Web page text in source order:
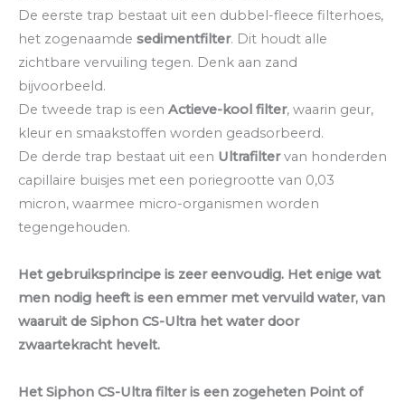
De eerste trap bestaat uit een dubbel-fleece filterhoes,
het zogenaamde sedimentfilter. Dit houdt alle
zichtbare vervuiling tegen. Denk aan zand
bijvoorbeeld.
De tweede trap is een Actieve-kool filter, waarin geur,
kleur en smaakstoffen worden geadsorbeerd.
De derde trap bestaat uit een Ultrafiltervan honderden
capillaire buisjes met een poriegrootte van 0,03
micron, waarmee micro-organismen worden
tegengehouden.
Het gebruiksprincipe is zeer eenvoudig. Het enige wat
men nodig heeft is een emmer met vervuild water, van
waaruit de Siphon CS-Ultra het water door
zwaartekracht hevelt.
Het Siphon CS-Ultra filter is een zogeheten Point of